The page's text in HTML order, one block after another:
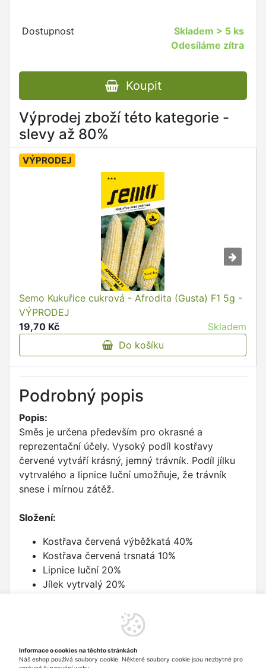
Dostupnost Skladem > 5 ks
Odesíláme zítra
Koupit
Výprodej zboží této kategorie -
slevy až 80%
VÝPRODEJ
Semo Kukuřice cukrová - Afrodita (Gusta) F1 5g -
VÝPRODEJ
19,70 Kč
Skladem
Do košíku
Podrobný popis
Popis:
Směs je určena především pro okrasné a
reprezentační účely. Vysoký podíl kostřavy
červené vytváří krásný, jemný trávník. Podíl jílku
vytrvalého a lipnice luční umožňuje, že trávník
snese i mírnou zátěž.
Složení:
Kostřava červená výběžkatá 40%
Kostřava červená trsnatá 10%
Lipnice luční 20%
Jílek vytrvalý 20%
1 kg na 40 - 50 m2. Hloubka setí je 0,5 - 1 cm.
Pěkný vzhled trávníku udržíte pravidelným
sečením, výživou a závlahou.
Informace o cookies na těchto stránkách
Náš eshop používá soubory cookie. Některé soubory cookie jsou nezbytné pro